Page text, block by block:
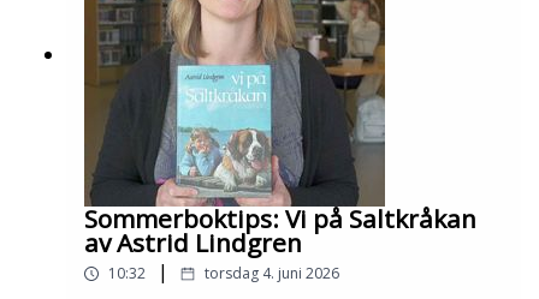
Sommerboktips: Vi på Saltkråkan
av Astrid Lindgren
10:32 | torsdag 4. juni 2026